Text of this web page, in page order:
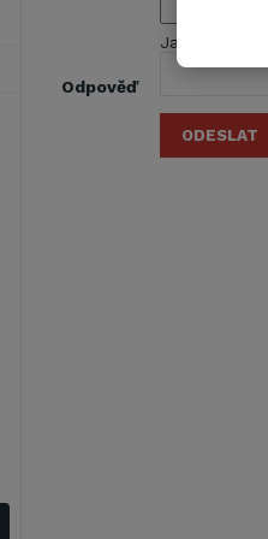
Odpověď
Jaký je
ODESLAT